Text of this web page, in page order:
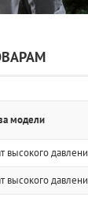
модели
высокого
высокого